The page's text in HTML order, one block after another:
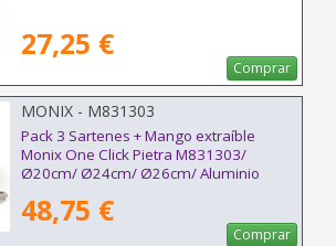
27,25 €
Comprar
MONIX - M831303
Pack 3 Sartenes + Mango extraíble
Monix One Click Pietra M831303/
Ø20cm/ Ø24cm/ Ø26cm/ Aluminio
48,75 €
Comprar